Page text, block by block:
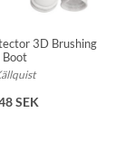
3D Brushing
Boot
SEK